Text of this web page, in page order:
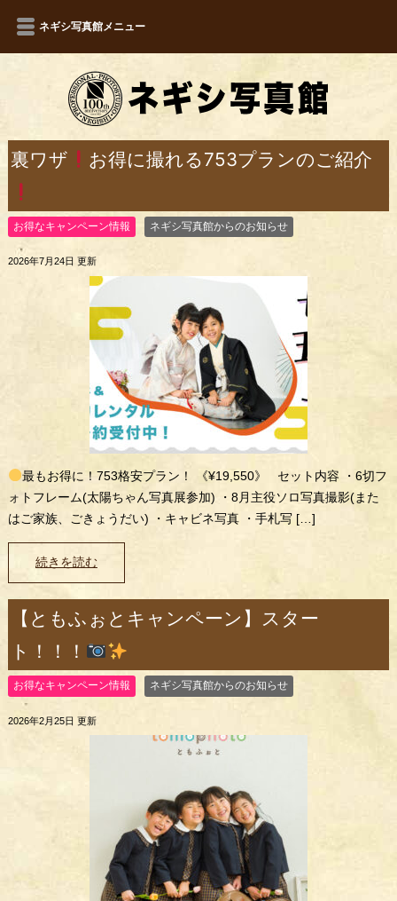
ネギシ写真館メニュー
裏ワザ お得に撮れる753プランのご紹介
お得なキャンペーン情報 ネギシ写真館からのお知らせ
2026年7月24日 更新
最もお得に！753格安プラン！ 《¥19,550》 セット内容 ・6切フ
ォトフレーム(太陽ちゃん写真展参加) ・8月主役ソロ写真撮影(また
はご家族、ごきょうだい) ・キャビネ写真 ・手札写 […]
続きを読む
【ともふぉとキャンペーン】スター
ト！！！
お得なキャンペーン情報 ネギシ写真館からのお知らせ
2026年2月25日 更新